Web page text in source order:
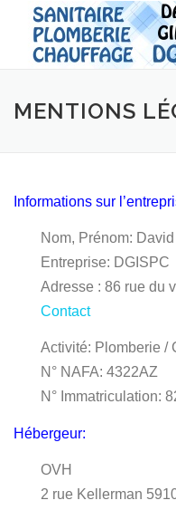
contenu
MENTIONS
Informations sur
Nom, Prénom:
Entreprise: DGISPC
Adresse : 86 rue du
Contact
Activité: Plomberie /
N° NAFA: 4322AZ
N° Immatriculation:
Hébergeur:
OVH
2 rue Kellerman